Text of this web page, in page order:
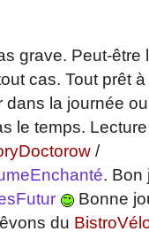
grave. Peut-
cas. Tout prêt
dans la journée
le temps.
/
. Bon
Bonne
du